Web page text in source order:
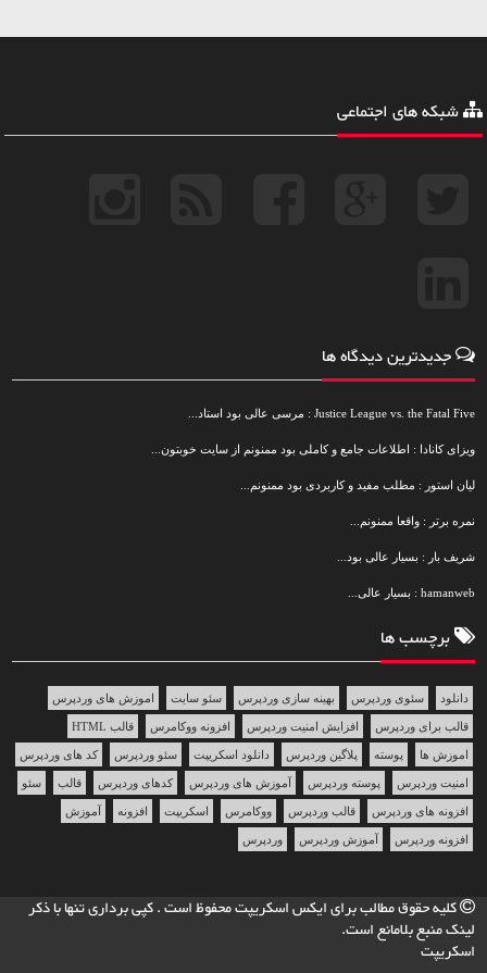
شبکه های اجتماعی
جدیدترین دیدگاه ها
Justice League vs. the Fatal Five : مرسی عالی بود استاد...
ویزای کانادا : اطلاعات جامع و کاملی بود ممنونم از سایت خوبتون...
لیان استور : مطلب مفید و کاربردی بود ممنونم...
نمره برتر : واقعا ممنونم...
شریف بار : بسیار عالی بود...
hamanweb : بسیار عالی...
برچسب ها
دانلود سئوی وردپرس بهینه سازی وردپرس سئو سایت اموزش های وردپرس
قالب برای وردپرس افزایش امنیت وردپرس افزونه ووکامرس قالب HTML
اموزش ها پوسته پلاگین وردپرس دانلود اسکریپت سئو وردپرس کد های وردپرس
امنیت وردپرس پوسته وردپرس آموزش های وردپرس کدهای وردپرس قالب سئو
افزونه های وردپرس قالب وردپرس ووکامرس اسکریپت افزونه آموزش
افزونه وردپرس آموزش وردپرس وردپرس
کلیه حقوق مطالب برایایکس اسکریپتمحفوظ است . کپی برداری تنها با ذکر
لینک منبع بلامانع است.
اسکریپت